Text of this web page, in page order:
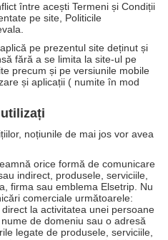
între acești Termeni și Condiții
pe site, Politicile
pe prezentul site deținut și
fără a se limita la site-ul pe
precum și pe versiunile mobile
și aplicații ( numite în mod
noțiunile de mai jos vor avea
orice formă de comunicare
indirect, produsele, serviciile,
firma sau emblema Elsetrip. Nu
comerciale următoarele:
la activitatea unei persoane
de domeniu sau o adresă
legate de produsele, serviciile,